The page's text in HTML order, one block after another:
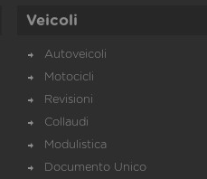
Veicoli
Autoveicoli
Motocicli
Revisioni
Collaudi
Modulistica
Documento Unico